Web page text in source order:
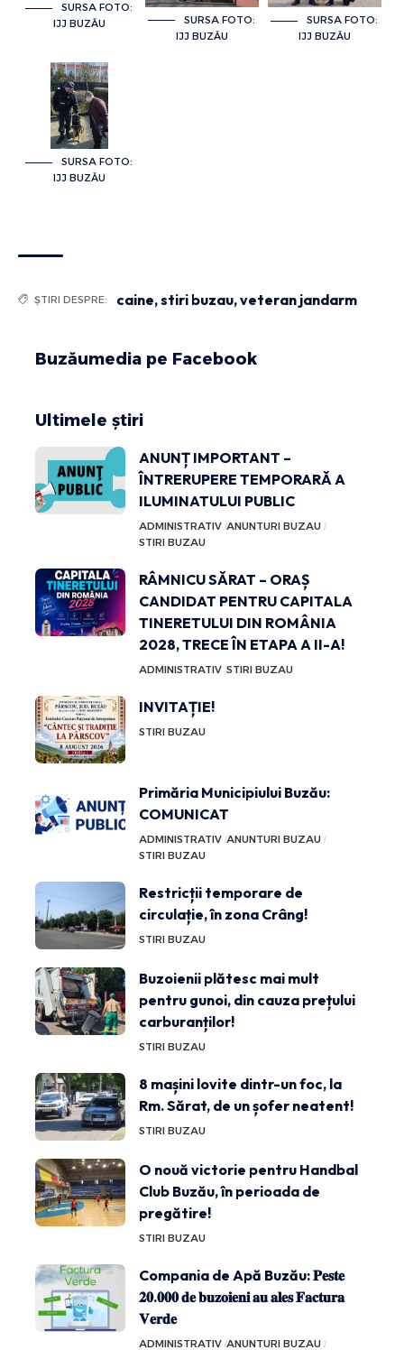
SURSA FOTO:
IJJ BUZĂU
SURSA FOTO:
IJJ BUZĂU
SURSA FOTO:
IJJ BUZĂU
SURSA FOTO:
IJJ BUZĂU
ȘTIRI DESPRE: caine,stiri buzau,veteran jandarm
Buzăumedia pe Facebook
Ultimele știri
ANUNȚ IMPORTANT –
ÎNTRERUPERE TEMPORARĂ A
ILUMINATULUI PUBLIC
ADMINISTRATIV ANUNTURI BUZAU
STIRI BUZAU
RÂMNICU SĂRAT – ORAȘ
CANDIDAT PENTRU CAPITALA
TINERETULUI DIN ROMÂNIA
2028, TRECE ÎN ETAPA A II-A!
ADMINISTRATIV STIRI BUZAU
INVITAȚIE!
STIRI BUZAU
Primăria Municipiului Buzău:
COMUNICAT
ADMINISTRATIV ANUNTURI BUZAU
STIRI BUZAU
Restricții temporare de
circulație, în zona Crâng!
STIRI BUZAU
Buzoienii plătesc mai mult
pentru gunoi, din cauza prețului
carburanților!
STIRI BUZAU
8 mașini lovite dintr-un foc, la
Rm. Sărat, de un șofer neatent!
STIRI BUZAU
O nouă victorie pentru Handbal
Club Buzău, în perioada de
pregătire!
STIRI BUZAU
Compania de Apă Buzău: 𝐏𝐞𝐬𝐭𝐞
𝟐𝟎.𝟎𝟎𝟎 𝐝𝐞 𝐛𝐮𝐳𝐨𝐢𝐞𝐧𝐢 𝐚𝐮 𝐚𝐥𝐞𝐬 𝐅𝐚𝐜𝐭𝐮𝐫𝐚
𝐕𝐞𝐫𝐝𝐞
ADMINISTRATIV ANUNTURI BUZAU